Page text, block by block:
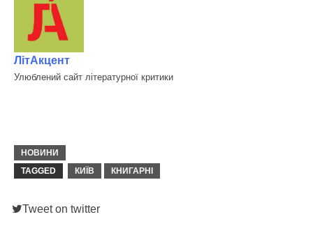
ЛітАкцент
Улюблений сайт літературної критики
НОВИНИ
TAGGED
КИЇВ КНИГАРНІ
Tweet on twitter